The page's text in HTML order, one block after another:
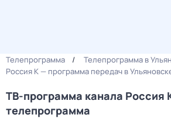
Телепрограмма
Телепрограмма в
Россия К — программа передач в
ТВ-программа канала Россия
телепрограмма